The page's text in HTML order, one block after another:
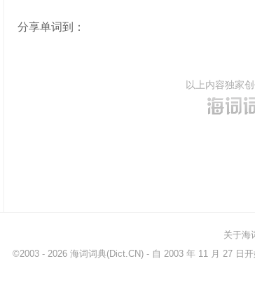
out
出
wispy
小束的
分享单词到：
以上内容独家
关于海
©2003 - 2026 海词词典(Dict.CN) - 自 2003 年 11 月 27 日